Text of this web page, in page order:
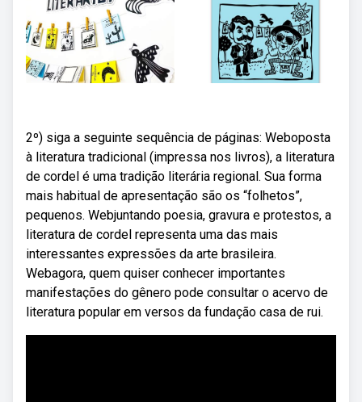
2º) siga a seguinte sequência de páginas: Weboposta
à literatura tradicional (impressa nos livros), a literatura
de cordel é uma tradição literária regional. Sua forma
mais habitual de apresentação são os “folhetos”,
pequenos. Webjuntando poesia, gravura e protestos, a
literatura de cordel representa uma das mais
interessantes expressões da arte brasileira.
Webagora, quem quiser conhecer importantes
manifestações do gênero pode consultar o acervo de
literatura popular em versos da fundação casa de rui.